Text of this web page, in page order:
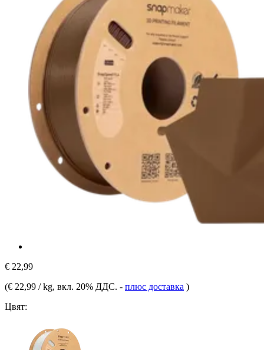
€ 22,99
(€ 22,99 / kg, вкл. 20% ДДС. - плюс доставка )
Цвят: